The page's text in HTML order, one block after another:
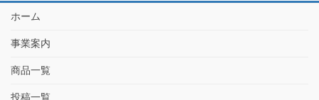
ホーム
事業案内
商品一覧
投稿一覧